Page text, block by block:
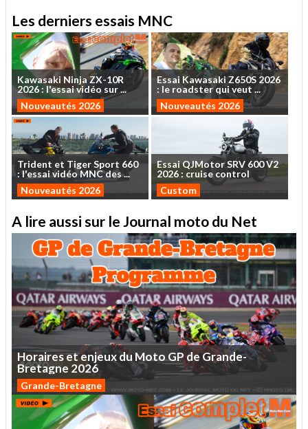
Les derniers essais MNC
Kawasaki NinjaZX-10R
2026: l'essaividéo sur...
Nouveautés 2026
Essai KawasakiZ650S 2026
: le roadsterquiveut ...
Nouveautés 2026
Trident et TigerSport 660
: l'essaividéoMNCdes...
Nouveautés 2026
EssaiQJMotorSRV 600V2
2026 : cruise control
Custom
A lire aussi sur le Journal moto du Net
HorairesetenjeuxduMotoGPdeGrande-
Bretagne 2026
Grande-Bretagne